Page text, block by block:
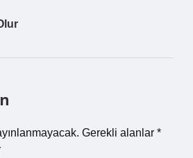
Gerekli alanlar *